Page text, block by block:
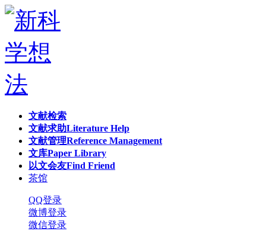
文献检索
文献求助Literature Help
文献管理Reference Management
文库Paper Library
以文会友Find Friend
茶馆
QQ登录
微博登录
微信登录